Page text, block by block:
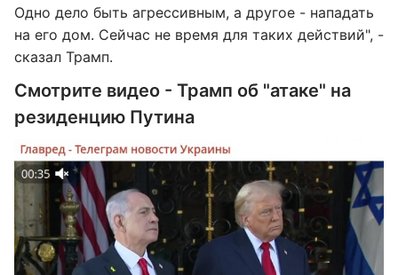
Одно дело быть агрессивным, а другое - нападать
на его дом. Сейчас не время для таких действий", -
сказал Трамп.
Смотрите видео - Трамп об "атаке" на
резиденцию Путина